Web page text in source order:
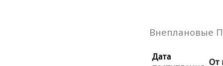
Внеплановые
Дата
От